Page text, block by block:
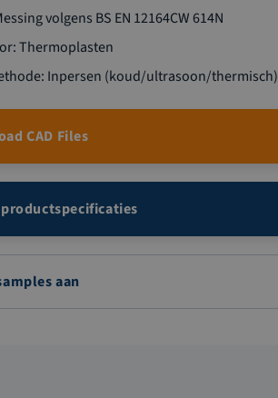
volgens BS EN 12164CW 614N
Thermoplasten
Inpersen (koud/ultrasoon/thermisch)
CAD Files
aan